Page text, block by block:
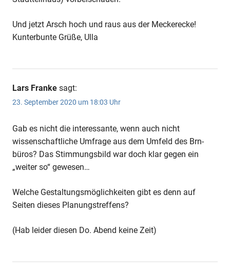
Und jetzt Arsch hoch und raus aus der Meckerecke!
Kunterbunte Grüße, Ulla
Lars Franke sagt:
23. September 2020 um 18:03 Uhr
Gab es nicht die interessante, wenn auch nicht
wissenschaftliche Umfrage aus dem Umfeld des Brn-
büros? Das Stimmungsbild war doch klar gegen ein
„weiter so“ gewesen…
Welche Gestaltungsmöglichkeiten gibt es denn auf
Seiten dieses Planungstreffens?
(Hab leider diesen Do. Abend keine Zeit)